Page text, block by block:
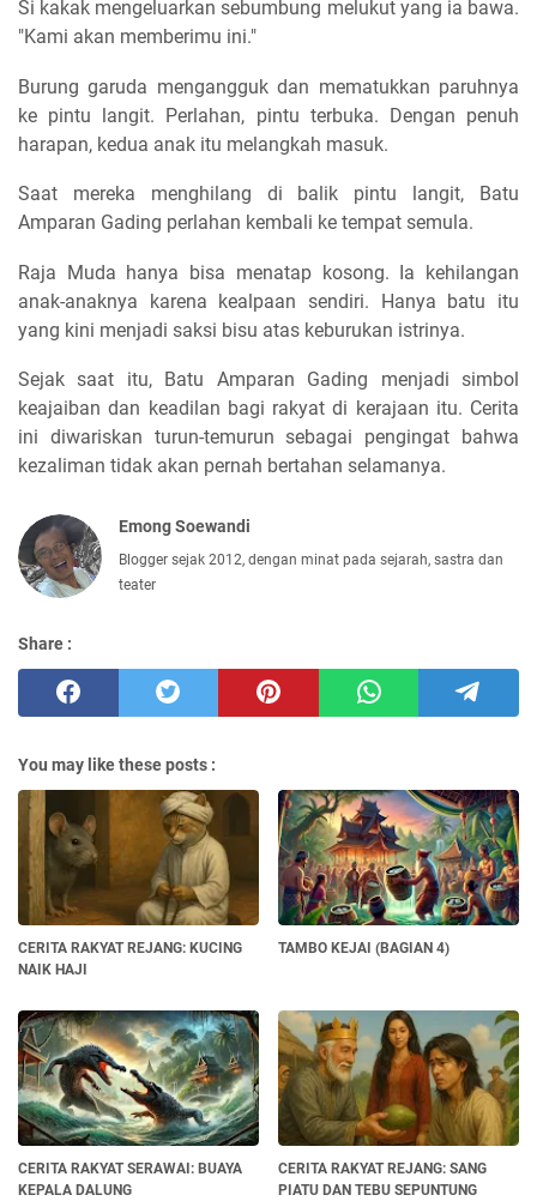
Si kakak mengeluarkan sebumbung melukut yang ia bawa.
"Kami akan memberimu ini."
Burung garuda mengangguk dan mematukkan paruhnya
ke pintu langit. Perlahan, pintu terbuka. Dengan penuh
harapan, kedua anak itu melangkah masuk.
Saat mereka menghilang di balik pintu langit, Batu
Amparan Gading perlahan kembali ke tempat semula.
Raja Muda hanya bisa menatap kosong. Ia kehilangan
anak-anaknya karena kealpaan sendiri. Hanya batu itu
yang kini menjadi saksi bisu atas keburukan istrinya.
Sejak saat itu, Batu Amparan Gading menjadi simbol
keajaiban dan keadilan bagi rakyat di kerajaan itu. Cerita
ini diwariskan turun-temurun sebagai pengingat bahwa
kezaliman tidak akan pernah bertahan selamanya.
Emong Soewandi
Blogger sejak 2012, dengan minat pada sejarah, sastra dan
teater
Share :
You may like these posts :
CERITA RAKYAT REJANG: KUCING
NAIK HAJI
TAMBO KEJAI (BAGIAN 4)
CERITA RAKYAT SERAWAI: BUAYA
KEPALA DALUNG
CERITA RAKYAT REJANG: SANG
PIATU DAN TEBU SEPUNTUNG